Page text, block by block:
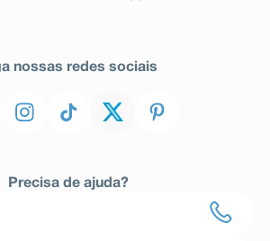
nossas redes sociais
Precisa de ajuda?